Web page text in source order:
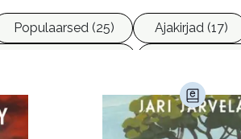
Populaarsed (25) Ajakirjad (17)
Juhtimine (23)
Laste- ja noortekirjandus (580)